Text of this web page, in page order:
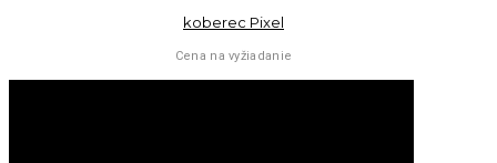
koberec Pixel
Cena na vyžiadanie